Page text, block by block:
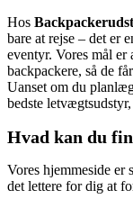
Hos
bare at rejse – det er
eventyr. Vores mål er
backpackere, så de
Uanset om du
bedste
Hvad kan du
Vores hjemmeside
det lettere for dig at